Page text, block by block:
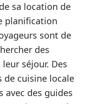
sa location de
planification
sont de
des
séjour. Des
de cuisine locale
avec des guides